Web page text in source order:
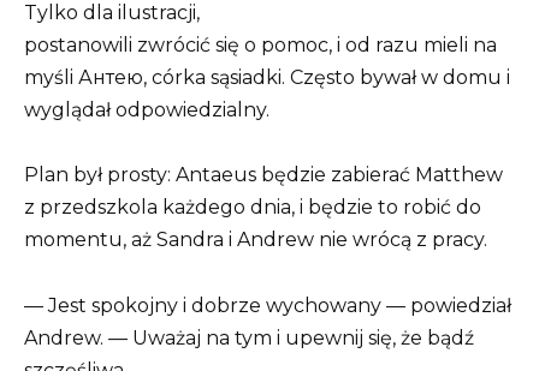
Tylko dla ilustracji,
postanowili zwrócić się o pomoc, i od razu mieli na
myśli Антею, córka sąsiadki. Często bywał w domu i
wyglądał odpowiedzialny.
Plan był prosty: Antaeus będzie zabierać Matthew
z przedszkola każdego dnia, i będzie to robić do
momentu, aż Sandra i Andrew nie wrócą z pracy.
— Jest spokojny i dobrze wychowany — powiedział
Andrew. — Uważaj na tym i upewnij się, że bądź